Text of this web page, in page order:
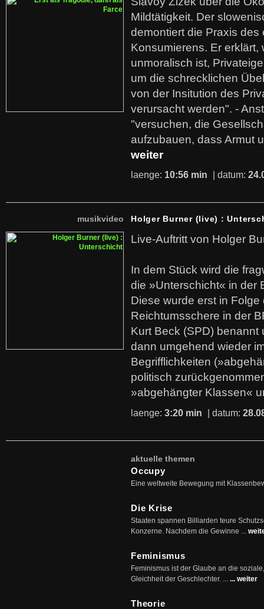
Mildtätigkeit. Der
demontiert die Praxis des
Konsumierens. Er erklärt,
unmoralisch ist,
um die schrecklichen
von der Insitution des
verursacht werden". -
"versuchen, die
aufzubauen, dass Armut
weiter
laenge: 10:56 min | datum:
musikvideo Holger Burner (live) :
Live-Auftritt von Holger
In dem Stück wird die
die »Unterschicht« in der
Diese wurde erst in
Reichtumsschere in der
Kurt Beck (SPD)
dann umgehend wieder
Begrifflichkeiten
politisch
»abgehängter Klassen«
laenge: 3:20 min | datum:
aktuelle themen
Occupy
Eine weltweite Bewegung mit
Die Krise
Staaten spannen Billiarden teure
Konzerne. Nachdem die Gewinne ...
Feminismus
Feminismus ist der Glaube an die
Gleichheit der Geschlechter. ... ... weiter
Theorie